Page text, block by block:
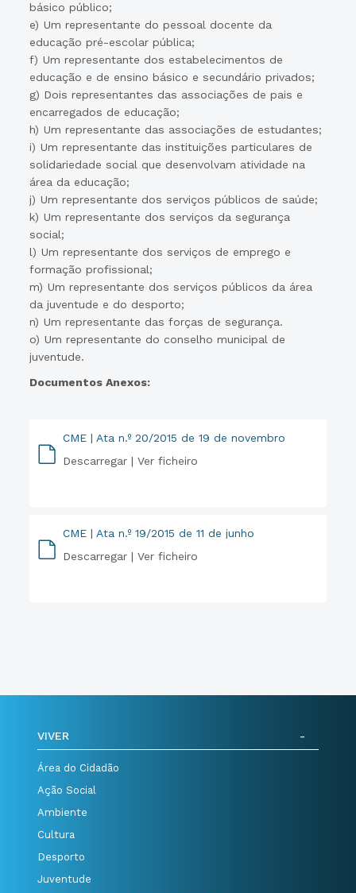
básico público;
e) Um representante do pessoal docente da
educação pré-escolar pública;
f) Um representante dos estabelecimentos de
educação e de ensino básico e secundário privados;
g) Dois representantes das associações de pais e
encarregados de educação;
h) Um representante das associações de estudantes;
i) Um representante das instituições particulares de
solidariedade social que desenvolvam atividade na
área da educação;
j) Um representante dos serviços públicos de saúde;
k) Um representante dos serviços da segurança
social;
l) Um representante dos serviços de emprego e
formação profissional;
m) Um representante dos serviços públicos da área
da juventude e do desporto;
n) Um representante das forças de segurança.
o) Um representante do conselho municipal de
juventude.
Documentos Anexos:
CME | Ata n.º 20/2015 de 19 de novembro
Descarregar |Ver ficheiro
CME | Ata n.º 19/2015 de 11 de junho
Descarregar |Ver ficheiro
VIVER
Área do Cidadão
Ação Social
Ambiente
Cultura
Desporto
Juventude